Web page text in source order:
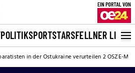
POLITIKSPORTSTARSFELLNER LIVE
in der Ostukraine verurteilen 2 OSZE-